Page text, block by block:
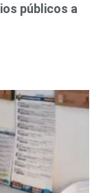
públicos a